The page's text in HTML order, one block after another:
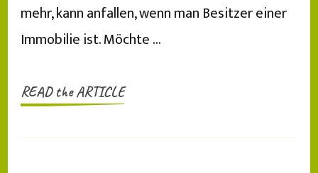
mehr, kann anfallen, wenn man Besitzer einer
Immobilie ist. Möchte …
READ the ARTICLE